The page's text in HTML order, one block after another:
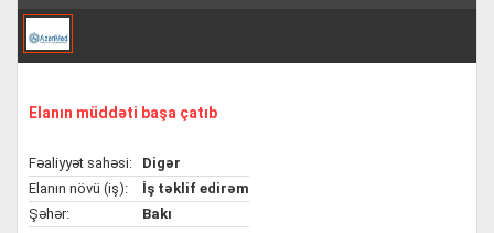
Elanın müddəti başa çatıb
Fəaliyyət sahəsi:
Digər
Elanın növü (iş):
İş təklif edirəm
Şəhər:
Bakı